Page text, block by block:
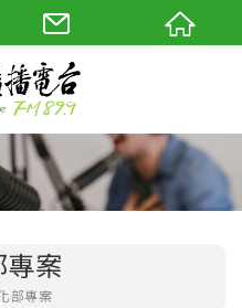
案
部專案